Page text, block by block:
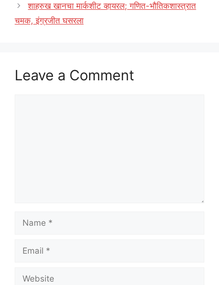
शाहरुख खानचा मार्कशीट व्हायरल; गणित-भौतिकशास्त्रात
चमक, इंग्रजीत घसरला
Leave a Comment